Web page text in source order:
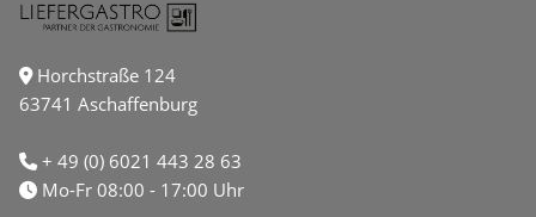
Horchstraße 124
63741 Aschaffenburg
+ 49 (0) 6021 443 28 63
Mo-Fr 08:00 - 17:00 Uhr